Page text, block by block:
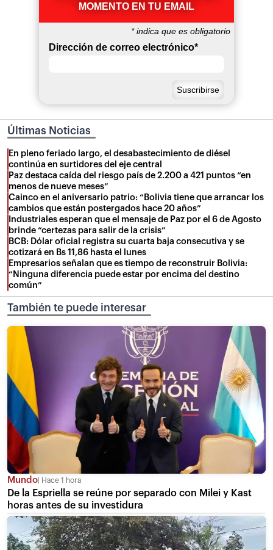
MOMENTO EN TU EMAIL
*indica que es obligatorio
Dirección de correo electrónico*
Últimas Noticias
En pleno feriado largo, el desabastecimiento de diésel
continúa en surtidores del eje central
Paz destaca caída del riesgo país de 2.200 a 421 puntos “en
menos de nueve meses”
Cainco en el aniversario patrio: “Bolivia tiene que arrancar los
cambios que están postergados hace 20 años”
Industriales esperan que el mensaje de Paz por el 6 de Agosto
brinde “certezas para salir de la crisis”
BCB: Dólar oficial registra su cuarta baja consecutiva y se
cotizará en Bs 11,86 hasta el lunes
Empresarios señalan que es tiempo de reconstruir Bolivia:
“Ninguna diferencia puede estar por encima del destino
común”
También te puede interesar
Mundo Hace 1 hora
De la Espriella se reúne por separado con Milei y Kast
horas antes de su investidura